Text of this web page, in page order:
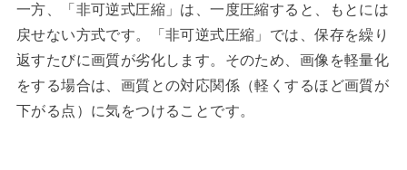
一方、「非可逆式圧縮」は、一度圧縮すると、もとには
戻せない方式です。「非可逆式圧縮」では、保存を繰り
返すたびに画質が劣化します。そのため、画像を軽量化
をする場合は、画質との対応関係（軽くするほど画質が
下がる点）に気をつけることです。